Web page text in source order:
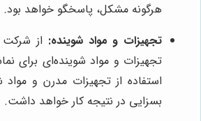
هرگونه مشکل، پاسخگو خواهد بود.
تجهیزات و مواد شوینده: از
تجهیزات و مواد شوینده‌ای برای
استفاده از تجهیزات مدرن و مواد
بسزایی در نتیجه کار خواهد داشت.